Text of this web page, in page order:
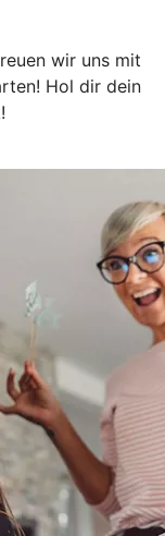
wir uns mit
Hol dir dein